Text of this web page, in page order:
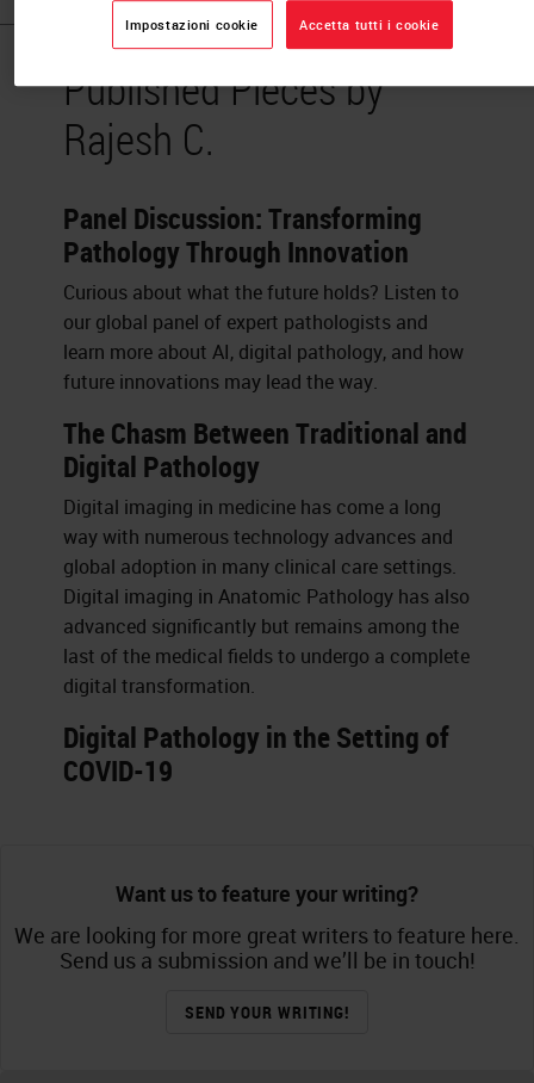
Published Pieces by
Rajesh C.
Panel Discussion: Transforming
Pathology Through Innovation
Curious about what the future holds? Listen to
our global panel of expert pathologists and
learn more about AI, digital pathology, and how
future innovations may lead the way.
The Chasm Between Traditional and
Digital Pathology
Digital imaging in medicine has come a long
way with numerous technology advances and
global adoption in many clinical care settings.
Digital imaging in Anatomic Pathology has also
advanced significantly but remains among the
last of the medical fields to undergo a complete
digital transformation.
Digital Pathology in the Setting of
COVID-19
Want us to feature your writing?
We are looking for more great writers to feature here.
Send us a submission and we’ll be in touch!
SEND YOUR WRITING!
Impostazioni cookie Accetta tutti i cookie